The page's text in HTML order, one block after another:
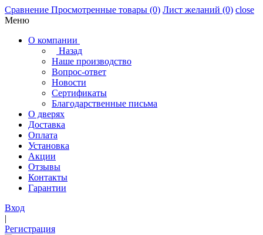
Сравнение Просмотренные товары (0) Лист желаний (0) close
Меню
О компании
Назад
Наше производство
Вопрос-ответ
Новости
Сертификаты
Благодарственные письма
О дверях
Доставка
Оплата
Установка
Акции
Отзывы
Контакты
Гарантии
Вход
|
Регистрация